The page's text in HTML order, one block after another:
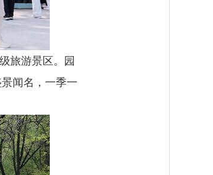
旅游景区。园
闻名，一季一